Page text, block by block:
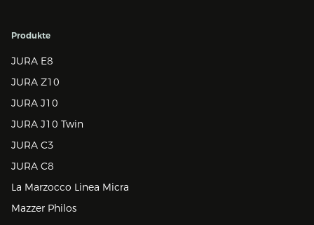
Produkte
JURA E8
JURA Z10
JURA J10
JURA J10 Twin
JURA C3
JURA C8
La Marzocco Linea Micra
Mazzer Philos